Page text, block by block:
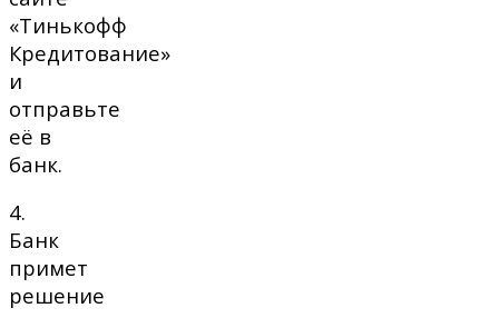
«Тинькофф
Кредитование»
и
отправьте
её в
банк.
4.
Банк
примет
решение